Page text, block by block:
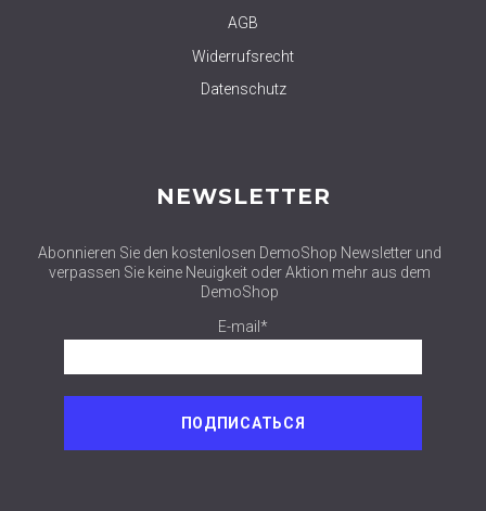
AGB
Widerrufsrecht
Datenschutz
NEWSLETTER
Abonnieren Sie den kostenlosen DemoShop Newsletter und
verpassen Sie keine Neuigkeit oder Aktion mehr aus dem
DemoShop
E-mail*